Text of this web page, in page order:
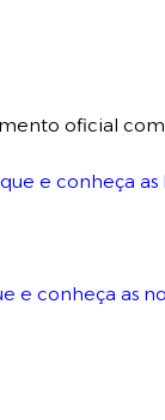
oficial
e conheça as
e conheça as